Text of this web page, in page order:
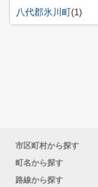
八代郡氷川町(1)
市区町村から探す
町名から探す
路線から探す